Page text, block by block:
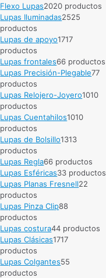
Flexo Lupas2020 productos
Lupas Iluminadas2525
productos
Lupas de apoyo1717
productos
Lupas frontales66 productos
Lupas Precisión-Plegable77
productos
Lupas Relojero-Joyero1010
productos
Lupas Cuentahilos1010
productos
Lupas de Bolsillo1313
productos
Lupas Regla66 productos
Lupas Esféricas33 productos
Lupas Planas Fresnell22
productos
Lupas Pinza Clip88
productos
Lupas costura44 productos
Lupas Clásicas1717
productos
Lupas Colgantes55
productos